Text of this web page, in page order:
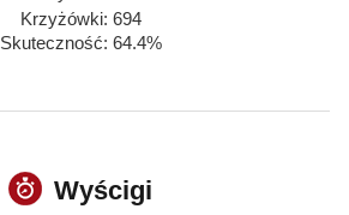
Krzyżówki: 694
Skuteczność: 64.4%
Wyścigi